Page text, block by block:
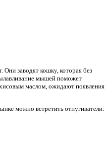
заводят кошку, которая без
мышей поможет
маслом, ожидают появления
можно встретить отпугиватели: